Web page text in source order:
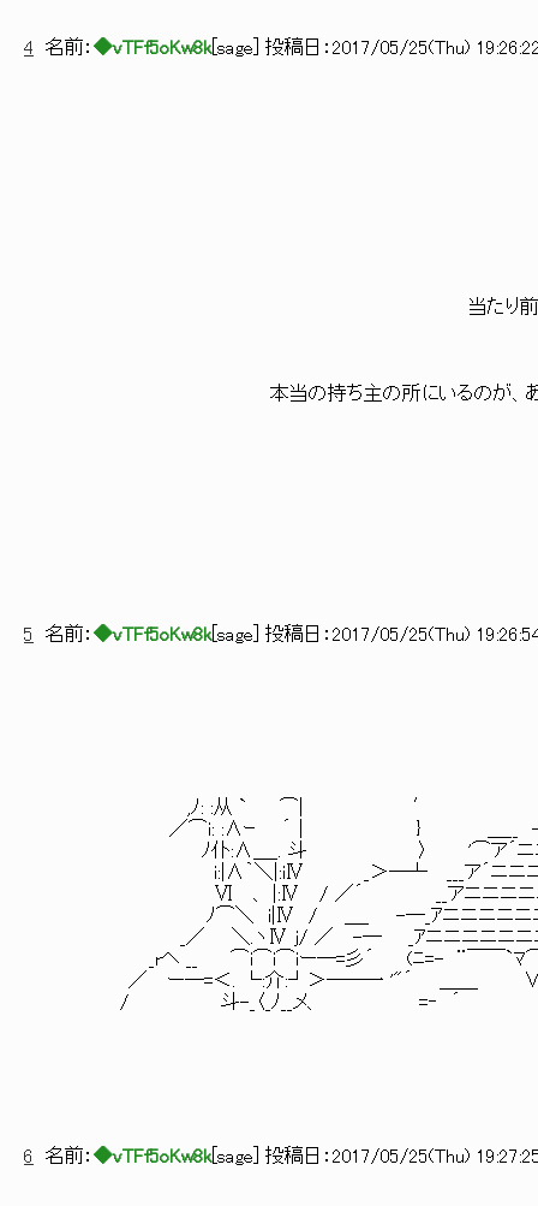
4 名前： ◆vTFf5oKw8k[ sage ] 投稿日： 2017/05/25(Thu)
当たり前だ
本当の持ち主の所にいるのが、あのカード
5 名前： ◆vTFf5oKw8k[ sage ] 投稿日： 2017/05/25(Thu)
,ﾉ: :从 ` ⌒| ′ _-ニニ
／⌒i: :∧ｰ ´｜ } ＿__ -ニニニ
ﾉ仆:∧＿_. 斗 〉 '⌒ア´ニニニニ
i:|∧｀＼|:iⅣ _＞―┴ ___ア´ニニニニﾆ
Ⅵ 、 |:Ⅳ / ／´ __アニニニニニﾆ
ﾉ⌒＼ i|Ⅳ / ＿_ -―_ｱニニニニニニニ
_／ ＼.ヽⅣ j/ ／ -― _ｱニニニニニニニニﾆﾆ弌
_rヘ __ ⌒i⌒i⌒iー―=彡´ (ﾆ=- ¨￣￣`ﾏ⌒弌ニ
／ ー―=＜. └:介:┘＞――一 '"´ ＿＿ ∨ Ⅳｱ
/ 斗-_〈_ﾉ__メ、 =‐ ´ VⅣ/ ｱ
6 名前： ◆vTFf5oKw8k[ sage ] 投稿日： 2017/05/25(Thu)